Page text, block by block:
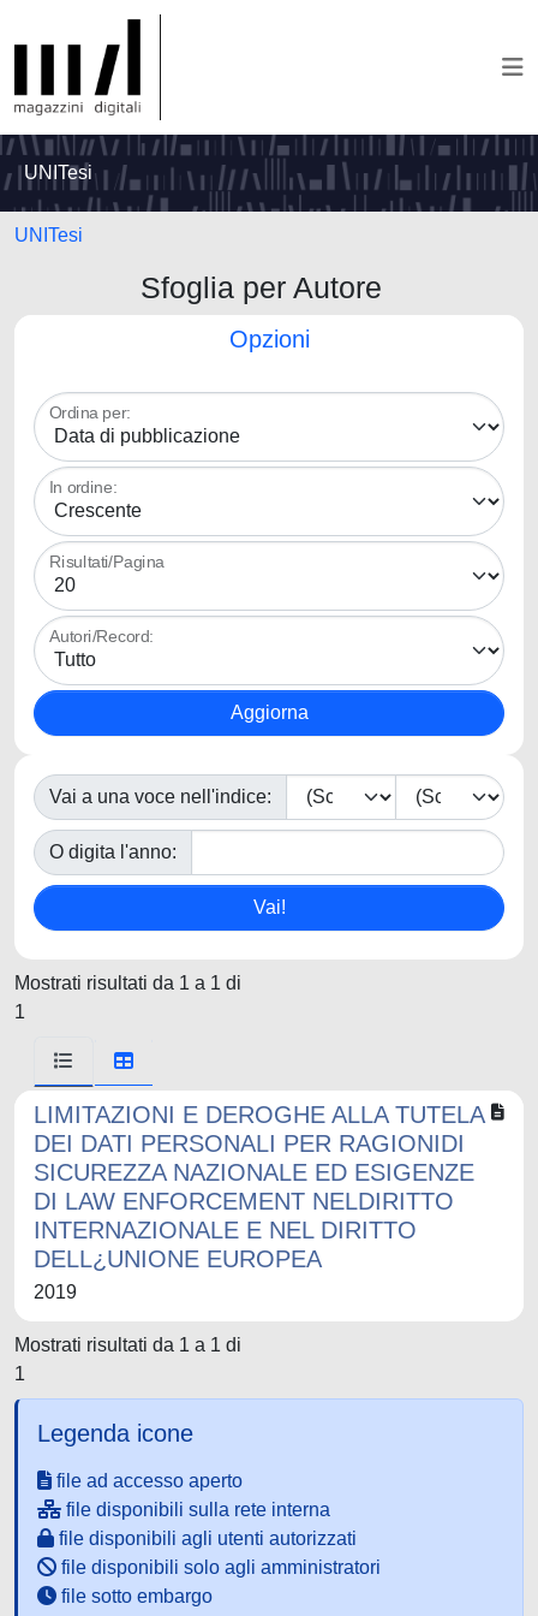
UNITesi
UNITesi
Sfoglia per Autore
Opzioni
Ordina per:
In ordine:
Risultati/Pagina
Autori/Record:
Vai a una voce nell'indice:
O digita l'anno:
Mostrati risultati da 1 a 1 di
1
LIMITAZIONI E DEROGHE ALLA TUTELA
DEI DATI PERSONALI PER RAGIONIDI
SICUREZZA NAZIONALE ED ESIGENZE
DI LAW ENFORCEMENT NELDIRITTO
INTERNAZIONALE E NEL DIRITTO
DELL¿UNIONE EUROPEA
2019
Mostrati risultati da 1 a 1 di
1
Legenda icone
file ad accesso aperto
file disponibili sulla rete interna
file disponibili agli utenti autorizzati
file disponibili solo agli amministratori
file sotto embargo